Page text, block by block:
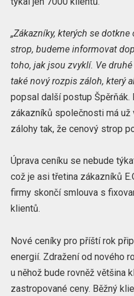
„Zákazníky, kterých se
strop, budeme informovat
toho, jak jsou zvyklí. Ve
také nový rozpis záloh, který
popsal další postup Špěrňák.
zákazníků společnosti má už
zálohy tak, že cenový strop
Úprava ceníku se nebude
což je asi třetina zákazníků
firmy skončí smlouva s
klientů.
Nové ceníky pro příští rok
energií. Zdražení od nového
u něhož bude rovněž většina
zastropované ceny. Běžný